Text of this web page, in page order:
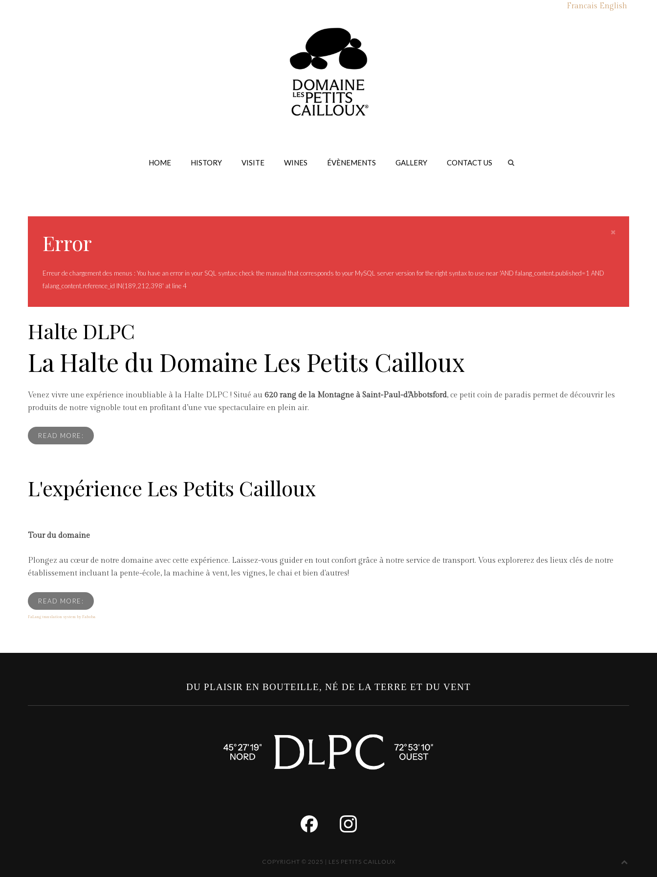
Francais English
HOME HISTORY VISITE WINES ÉVÈNEMENTS GALLERY CONTACT US
Error
Erreur de chargement des menus : You have an error in your SQL syntax; check the manual that corresponds to your MySQL server version for the right syntax to use near 'AND falang_content.published=1 AND
falang_content.reference_id IN(189,212,398' at line 4
Halte DLPC
La Halte du Domaine Les Petits Cailloux
Venez vivre une expérience inoubliable à la Halte DLPC ! Situé au 620 rang de la Montagne à Saint-Paul-d’Abbotsford, ce petit coin de paradis permet de découvrir les
produits de notre vignoble tout en profitant d’une vue spectaculaire en plein air.
READ MORE:
L'expérience Les Petits Cailloux
Tour du domaine
Plongez au cœur de notre domaine avec cette expérience. Laissez-vous guider en tout confort grâce à notre service de transport. Vous explorerez des lieux clés de notre
établissement incluant la pente-école, la machine à vent, les vignes, le chai et bien d'autres!
READ MORE:
FaLang translation system by Faboba
DU PLAISIR EN BOUTEILLE, NÉ DE LA TERRE ET DU VENT
COPYRIGHT © 2025 | LES PETITS CAILLOUX